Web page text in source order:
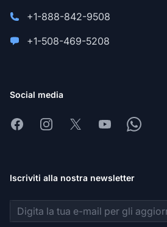
+1-888-842-9508
+1-508-469-5208
Social media
FacebookInstagram
X YoutubeWhatsapp
Iscriviti alla nostra newsletter
Indirizzo email